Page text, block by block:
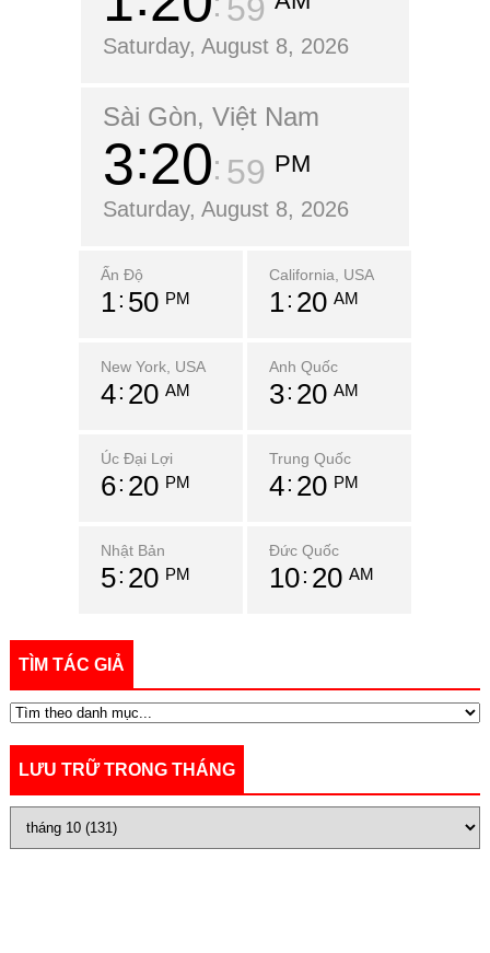
00
Saturday, August 8, 2026
Sài Gòn, Việt Nam
3 21 00 PM
Saturday, August 8, 2026
Ấn Độ
1 51 PM
California, USA
1 21 AM
New York, USA
4 21 AM
Anh Quốc
3 21 AM
Úc Đại Lợi
6 21 PM
Trung Quốc
4 21 PM
Nhật Bản
5 21 PM
Đức Quốc
10 21 AM
TÌM TÁC GIẢ
LƯU TRỮ TRONG THÁNG